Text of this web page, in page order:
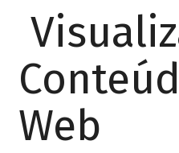
Web